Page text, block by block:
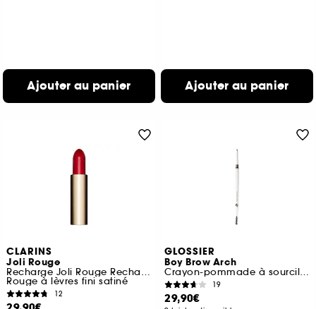
Ajouter au panier Ajouter au panier
CLARINS
Joli Rouge
Recharge Joli Rouge Rechargeable
Rouge à lèvres fini satiné
12
GLOSSIER
Boy Brow Arch
Crayon-pommade à sourcils longue tenue 2 en 1
19
29,90€